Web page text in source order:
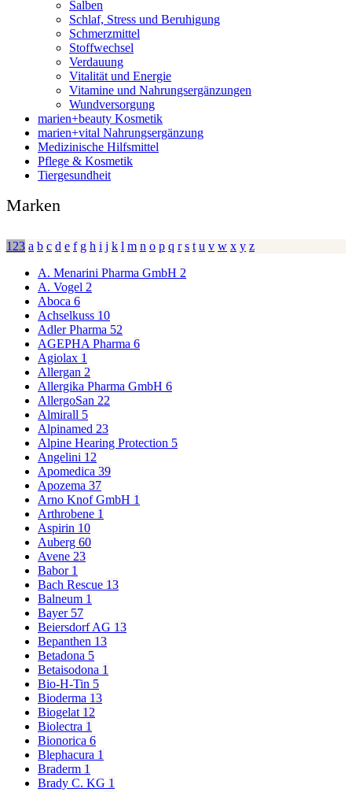
Salben
Schlaf, Stress und Beruhigung
Schmerzmittel
Stoffwechsel
Verdauung
Vitalität und Energie
Vitamine und Nahrungsergänzungen
Wundversorgung
marien+beauty Kosmetik
marien+vital Nahrungsergänzung
Medizinische Hilfsmittel
Pflege & Kosmetik
Tiergesundheit
Marken
123 a b c d e f g h i j k l m n o p q r s t u v w x y z
A. Menarini Pharma GmbH 2
A. Vogel 2
Aboca 6
Achselkuss 10
Adler Pharma 52
AGEPHA Pharma 6
Agiolax 1
Allergan 2
Allergika Pharma GmbH 6
AllergoSan 22
Almirall 5
Alpinamed 23
Alpine Hearing Protection 5
Angelini 12
Apomedica 39
Apozema 37
Arno Knof GmbH 1
Arthrobene 1
Aspirin 10
Auberg 60
Avene 23
Babor 1
Bach Rescue 13
Balneum 1
Bayer 57
Beiersdorf AG 13
Bepanthen 13
Betadona 5
Betaisodona 1
Bio-H-Tin 5
Bioderma 13
Biogelat 12
Biolectra 1
Bionorica 6
Blephacura 1
Braderm 1
Brady C. KG 1